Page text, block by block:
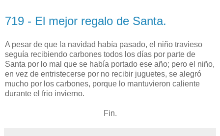
719 - El mejor regalo de Santa.
A pesar de que la navidad había pasado, el niño travieso
seguía recibiendo carbones todos los días por parte de
Santa por lo mal que se había portado ese año; pero el niño,
en vez de entristecerse por no recibir juguetes, se alegró
mucho por los carbones, porque lo mantuvieron caliente
durante el frio invierno.
Fin.